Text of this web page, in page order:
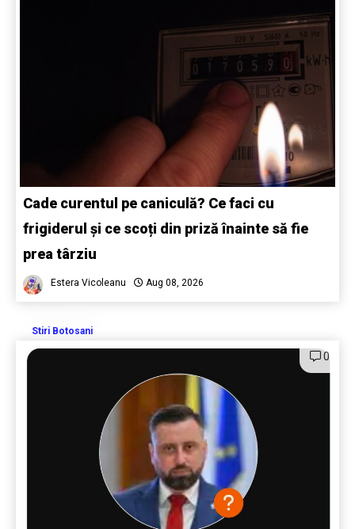
Cade curentul pe caniculă? Ce faci cu
frigiderul și ce scoți din priză înainte să fie
prea târziu
Estera Vicoleanu Aug 08, 2026
Stiri Botosani
0